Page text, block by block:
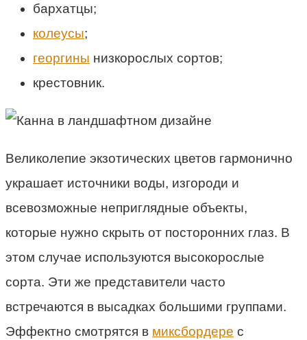
бархатцы;
колеусы;
георгины низкорослых сортов;
крестовник.
Великолепие экзотических цветов гармонично
украшает источники воды, изгороди и
всевозможные неприглядные объекты,
которые нужно скрыть от посторонних глаз. В
этом случае используются высокорослые
сорта. Эти же представители часто
встречаются в высадках большими группами.
Эффектно смотрятся в миксбордере с